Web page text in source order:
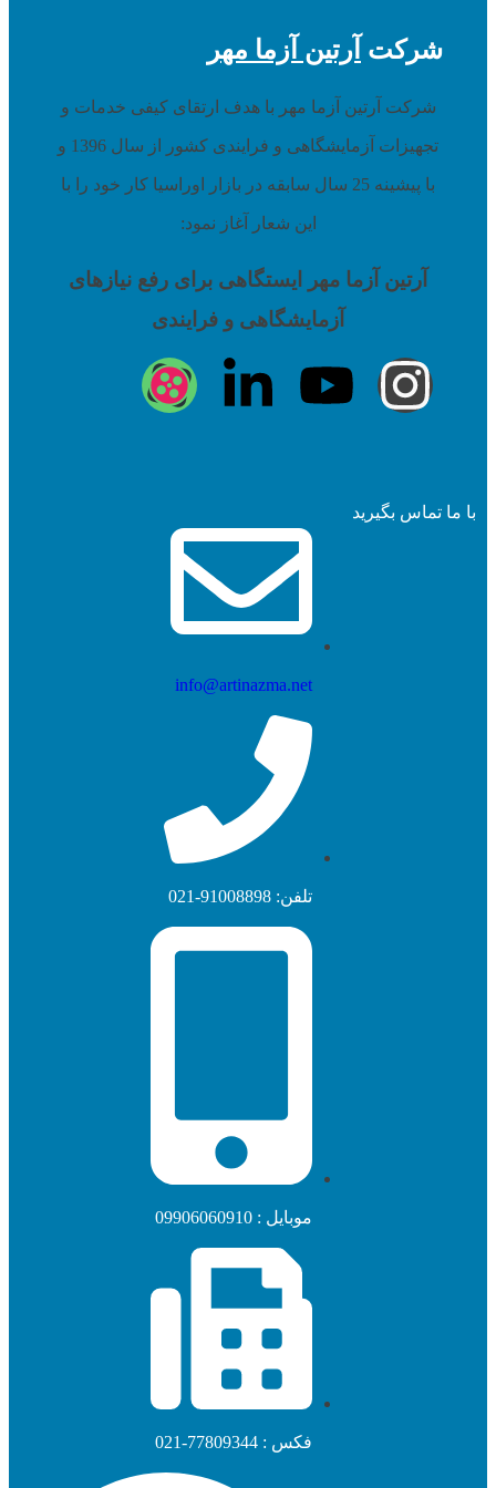
ANTON PAAR
PAC
کاتالیست و مواد شیمیایی
کاتالیست ایزومریزاسیون
کاتالیست تصفیه هیدروژنی و گوگردزدایی
کاتالیست CCR
کاتالیست مرکاپتان زدایی
جاذب‌های فرآیندی
کربن فعال تصفیه آمین
کربن فعال تصفیه هوا
کربن فعال رنگ بری شکر
افزودنی های سوخت
اکتان افزا
بهبود دهنده CFPP
بهبود دهنده Lubricity
آنتی‌اکسیدان
مواد شیمیایی فرآیندی
خدمات آزمایشگاهی
رویدادهای آرتین آزما
یادداشت مدیرعامل
شرکت آرتین آزما مهر
شرکت آرتین آزما مهر با هدف ارتقای کیفی خدمات و
تجهیزات آزمایشگاهی و فرایندی کشور از سال 1396 و
با پیشینه 25 سال سابقه در بازار اوراسیا کار خود را با
این شعار آغاز نمود:
آرتین آزما مهر ایستگاهی برای رفع نیازهای
آزمایشگاهی و فرایندی
info@artinazma.net
تلفن: 91008898-021
موبایل : 09906060910
فکس : 77809344-021
با ما تماس بگیرید